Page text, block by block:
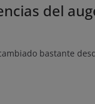
del
bastante